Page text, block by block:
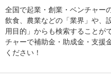
全国で起業・創業・ベンチャー
飲食、農業などの「業界」や、
用目的」からも検索することが
チャーで補助金・助成金・支援
ください！